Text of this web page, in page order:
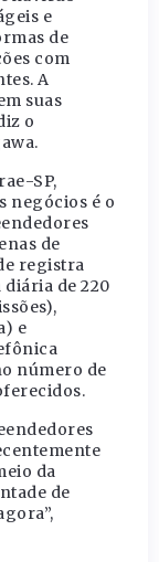
e
de
com
A
suas
o
SP,
negócios é o
de
registra
de 220
e
número de
da
de